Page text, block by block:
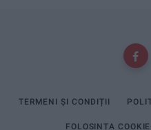
TERMENI ȘI CONDIȚII
FOLOSINȚA